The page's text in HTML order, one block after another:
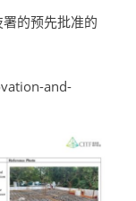
的预先批准的
and-